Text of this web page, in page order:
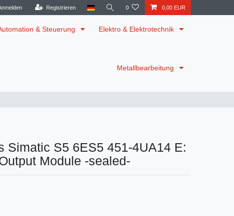
Registrieren 0 0,00 EUR
& Steuerung Elektro & Elektrotechnik
Metallbearbeitung
Simatic S5 6ES5 451-4UA14 E:
Module -sealed-